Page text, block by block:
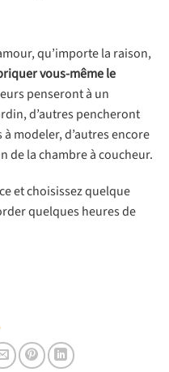
qu’importe la raison,
vous-même le
penseront à un
d’autres pencheront
modeler, d’autres encore
de la chambre à coucheur.
et choisissez quelque
quelques heures de